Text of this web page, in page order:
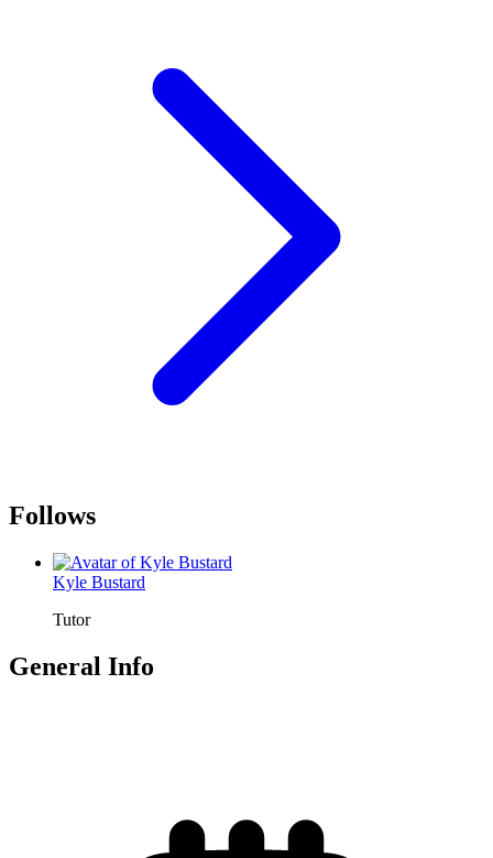
Follows
Kyle Bustard
Tutor
General Info